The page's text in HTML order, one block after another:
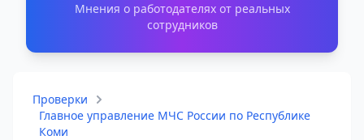
Мнения о работодателях от реальных
сотрудников
Проверки
Главное управление МЧС России по Республике
Коми